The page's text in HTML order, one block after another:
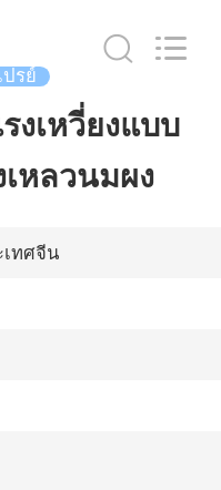
ปรย์
งเหวี่ยงแบบ
หลวนมผง
เทศจีน